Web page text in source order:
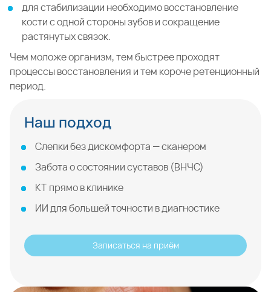
для стабилизации необходимо восстановление
кости с одной стороны зубов и сокращение
растянутых связок.
Чем моложе организм, тем быстрее проходят
процессы восстановления и тем короче ретенционный
период.
Наш подход
Слепки без дискомфорта — сканером
Забота о состоянии суставов (ВНЧС)
КТ прямо в клинике
ИИ для большей точности в диагностике
Записаться на приём